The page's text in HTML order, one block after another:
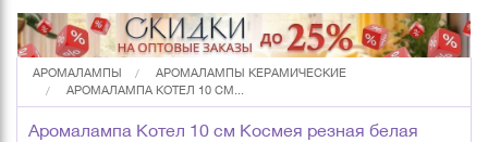
АРОМАЛАМПЫ
АРОМАЛАМПЫ КЕРАМИЧЕСКИЕ
АРОМАЛАМПА КОТЕЛ 10 СМ...
Аромалампа Котел 10 см Космея резная белая